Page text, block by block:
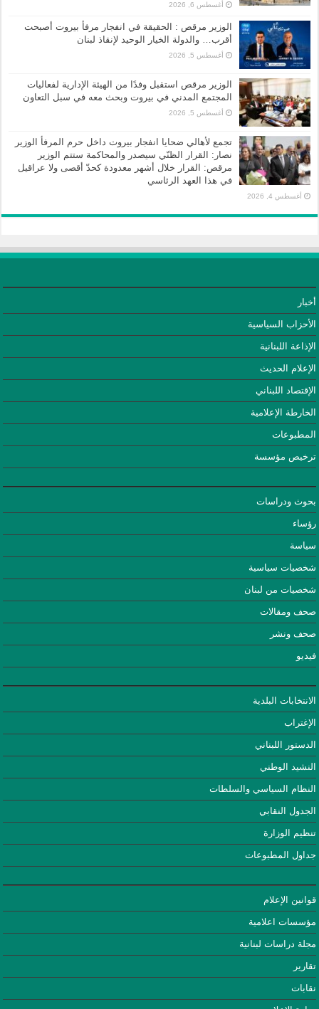
أغسطس 6, 2026
الوزير مرقص : الحقيقة في انفجار مرفأ بيروت أصبحت
أقرب… والدولة الخيار الوحيد لإنقاذ لبنان
أغسطس 5, 2026
الوزير مرقص استقبل وفدًا من الهيئة الإدارية لفعاليات
المجتمع المدني في بيروت وبحث معه في سبل التعاون
أغسطس 5, 2026
تجمع لأهالي ضحايا انفجار بيروت داخل حرم المرفأ الوزير
نصار: القرار الظنّي سيصدر والمحاكمة ستتم الوزير
مرقص: القرار خلال أشهر معدودة كحدّ أقصى ولا عراقيل
في هذا العهد الرئاسي
أغسطس 4, 2026
أخبار
الأحزاب السياسية
الإذاعة اللبنانية
الإعلام الحديث
الإقتصاد اللبناني
الخارطة الإعلامية
المطبوعات
ترخيص مؤسسة
بحوث ودراسات
رؤساء
سياسة
شخصيات سياسية
شخصيات من لبنان
صحف ومقالات
صحف ونشر
فيديو
الانتخابات البلدية
الإغتراب
الدستور اللبناني
النشيد الوطني
النظام السياسي والسلطات
الجدول النقابي
تنظيم الوزارة
جداول المطبوعات
قوانين الإعلام
مؤسسات اعلامية
مجلة دراسات لبنانية
تقارير
نقابات